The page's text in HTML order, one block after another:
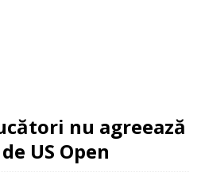
nu agreează
US Open